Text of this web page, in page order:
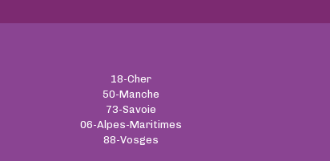
18-Cher
50-Manche
73-Savoie
06-Alpes-Maritimes
88-Vosges